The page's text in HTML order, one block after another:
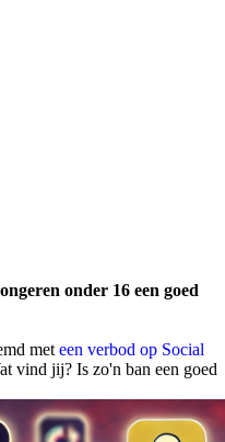
onder 16 een goed
met een verbod op Social
vind jij? Is zo'n ban een goed